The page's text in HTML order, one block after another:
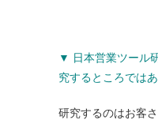
▼ 日本営業ツール
究するところではあ
研究するのはお客